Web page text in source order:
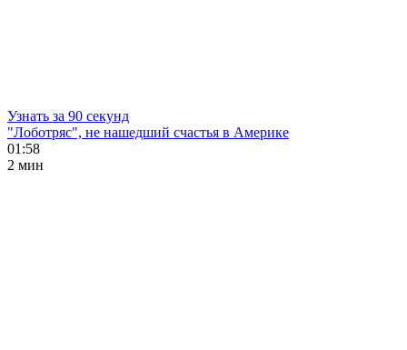
Узнать за 90 секунд
"Лоботряс", не нашедший счастья в Америке
01:58
2 мин